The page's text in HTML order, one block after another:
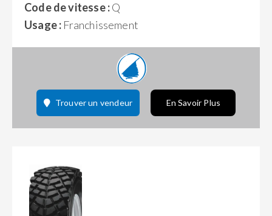
Code de vitesse :Q
Usage : Franchissement
Trouver un vendeur En Savoir Plus